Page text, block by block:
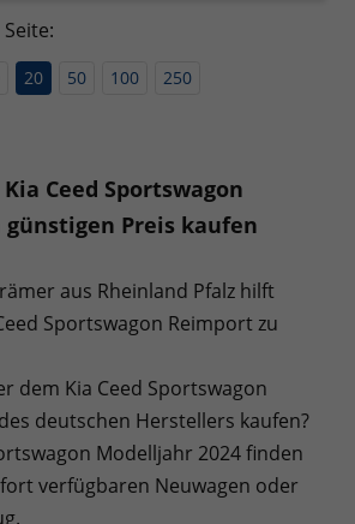
20 50 100 250
Ceed Sportswagon
Preis kaufen
aus Rheinland Pfalz hilft
Sportswagon Reimport zu
dem Kia Ceed Sportswagon
deutschen Herstellers kaufen?
Modelljahr 2024 finden
verfügbaren Neuwagen oder